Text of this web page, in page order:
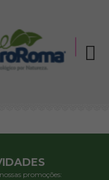
promoções: